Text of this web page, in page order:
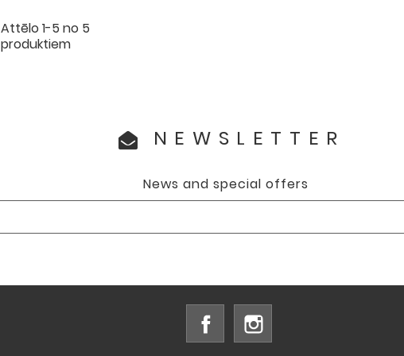
Attēlo 1-5 no 5
produktiem
NEWSLETTER
News and special offers
Facebook